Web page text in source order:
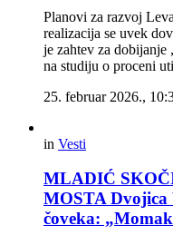
Planovi za razvoj
realizacija se uvek
je zahtev za dobijanje
na studiju o proceni
25. februar 2026.,
in Vesti
MLADIĆ
MOSTA Dvojica
čoveka: